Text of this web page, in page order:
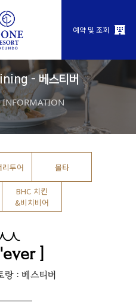
예약 및 조회
- 베스티버
투어 몰타
BHC 치킨
&비치비어
]
랑 : 베스티버